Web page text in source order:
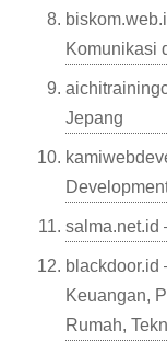
Komunikasi
Jepang
salma.net.id
blackdoor.id
Keuangan,
Rumah,